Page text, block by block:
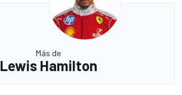
Más de
Lewis Hamilton